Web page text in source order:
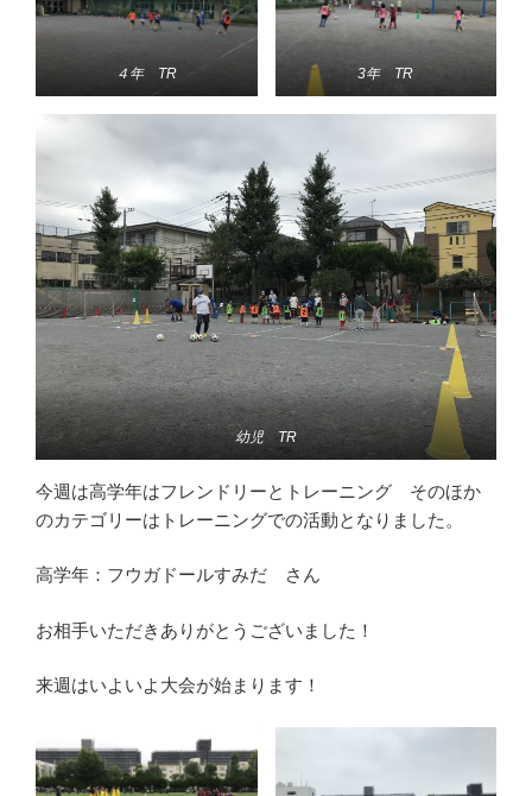
４年 TR 3年 TR
幼児 TR
今週は高学年はフレンドリーとトレーニング そのほか
のカテゴリーはトレーニングでの活動となりました。
高学年：フウガドールすみだ さん
お相手いただきありがとうございました！
来週はいよいよ大会が始まります！